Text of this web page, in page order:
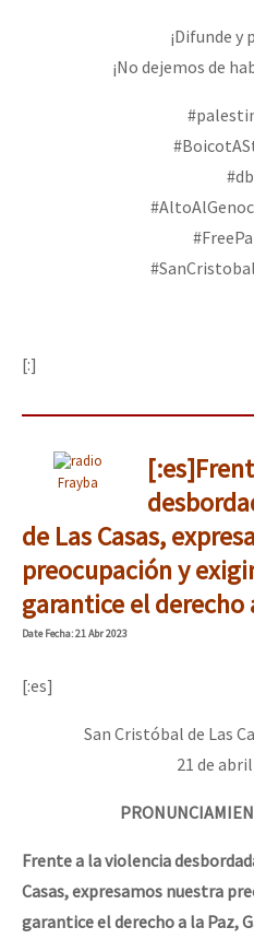
¡Difunde y
¡No dejemos de
[:]
Frayba
de Las Casas,
preocupación y
garantice el derecho
DateFecha: 21 Abr 2023
[:es]
San Cristóbal de Las
21 de
Frente a la violencia
Casas, expresamos nuestra
garantice el derecho a la Paz,